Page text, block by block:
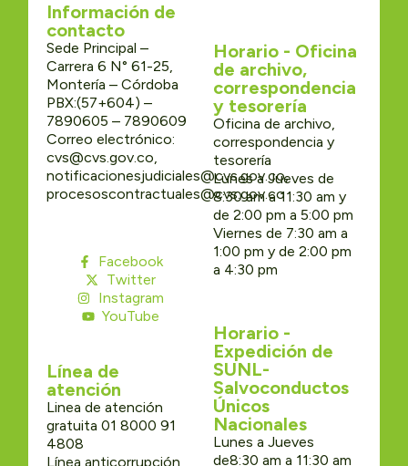
Información de
contacto
Sede Principal –
Carrera 6 N° 61-25,
Montería – Córdoba
PBX:(57+604) –
7890605 – 7890609
Correo electrónico:
cvs@cvs.gov.co,
notificacionesjudiciales@cvs.gov.co,
procesoscontractuales@cvs.gov.co
Facebook
Twitter
Instagram
YouTube
Línea de
atención
Linea de atención
gratuita 01 8000 91
4808
Línea anticorrupción
Horario - Oficina
de archivo,
correspondencia
y tesorería
Oficina de archivo,
correspondencia y
tesorería
Lunes a Jueves de
8:30 am a 11:30 am y
de 2:00 pm a 5:00 pm
Viernes de 7:30 am a
1:00 pm y de 2:00 pm
a 4:30 pm
Horario -
Expedición de
SUNL-
Salvoconductos
Únicos
Nacionales
Lunes a Jueves
de8:30 am a 11:30 am